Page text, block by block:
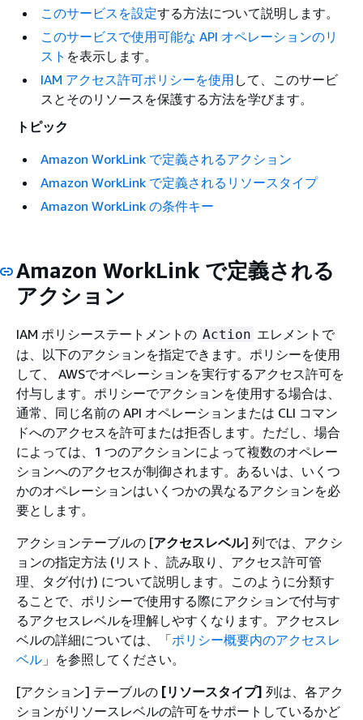
このサービスを設定する方法について説明します。
このサービスで使用可能な API オペレーションのリ
スト を表示します。
IAM アクセス許可ポリシーを使用 して、このサービ
スとそのリソースを保護する方法を学びます。
トピック
Amazon WorkLink で定義されるアクション
Amazon WorkLink で定義されるリソースタイプ
Amazon WorkLink の条件キー
Amazon WorkLink で定義される
アクション
IAM ポリシーステートメントの Action エレメントで
は、以下のアクションを指定できます。ポリシーを使用
して、 AWSでオペレーションを実行するアクセス許可を
付与します。ポリシーでアクションを使用する場合は、
通常、同じ名前の API オペレーションまたは CLI コマン
ドへのアクセスを許可または拒否します。ただし、場合
によっては、1 つのアクションによって複数のオペレー
ションへのアクセスが制御されます。あるいは、いくつ
かのオペレーションはいくつかの異なるアクションを必
要とします。
アクションテーブルの [アクセスレベル] 列では、アクシ
ョンの指定方法 (リスト、読み取り、アクセス許可管
理、タグ付け) について説明します。このように分類す
ることで、ポリシーで使用する際にアクションで付与す
るアクセスレベルを理解しやすくなります。アクセスレ
ベルの詳細については、「ポリシー概要内のアクセスレ
ベル 」を参照してください。
[アクション] テーブルの [リソースタイプ] 列は、各アク
ションがリソースレベルの許可をサポートしているかど